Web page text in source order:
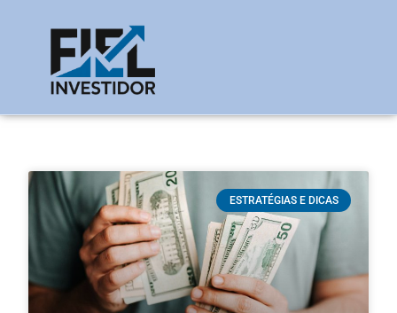
ESTRATÉGIAS E DICAS